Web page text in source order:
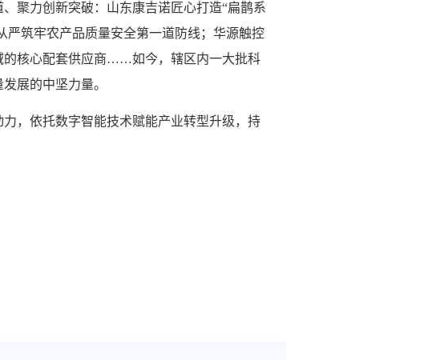
聚力创新突破：山东康吉诺匠心打造“扁鹊系
严筑牢农产品质量安全第一道防线；华源触控
的核心配套供应商……如今，辖区内一大批科
展的中坚力量。
，依托数字智能技术赋能产业转型升级，持